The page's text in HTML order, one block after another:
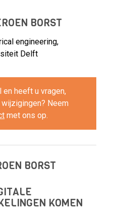
BORST
engineering,
Delft
heeft u vragen,
Neem
met ons op.
BORST
KOMEN